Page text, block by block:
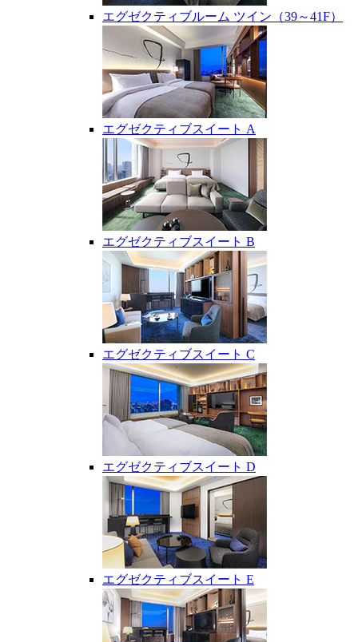
エグゼクティブルーム ツイン（39～41F）
エグゼクティブスイート A
エグゼクティブスイート B
エグゼクティブスイート C
エグゼクティブスイート D
エグゼクティブスイート E